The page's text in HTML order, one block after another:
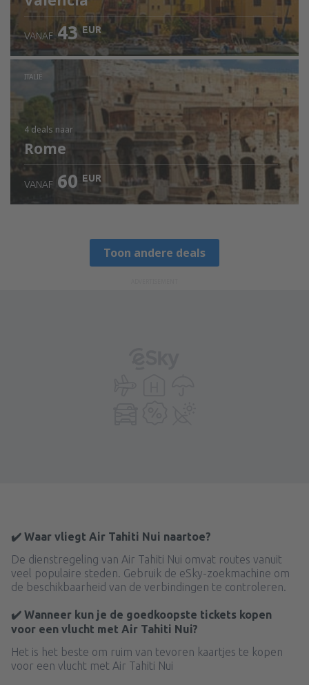
VANAF 43 EUR
ITALIË
4 deals naar
Rome
VANAF 60 EUR
Toon andere deals
✔️ Waar vliegt Air Tahiti Nui naartoe?
De dienstregeling van Air Tahiti Nui omvat routes vanuit
veel populaire steden. Gebruik de eSky-zoekmachine om
de beschikbaarheid van de verbindingen te controleren.
✔️ Wanneer kun je de goedkoopste tickets kopen
voor een vlucht met Air Tahiti Nui?
Het is het beste om ruim van tevoren kaartjes te kopen
voor een vlucht met Air Tahiti Nui